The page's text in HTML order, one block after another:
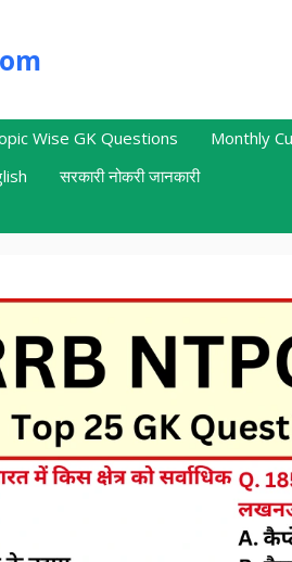
Wise GK Questions Monthly
सरकारी नोकरी जानकारी